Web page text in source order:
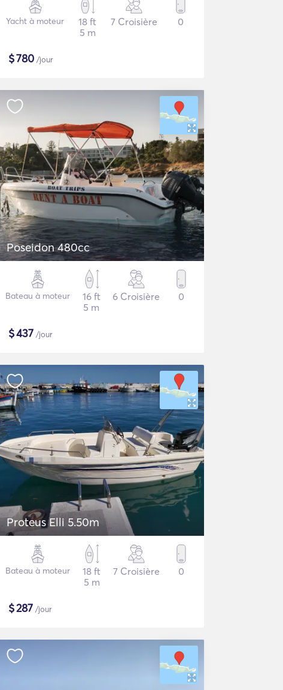
Yacht à moteur
18 ft
5 m
7 Croisière 0
$780 /jour
Poseidon 480cc
Bateau à moteur
16 ft
5 m
6 Croisière 0
$437 /jour
Proteus Elli 5.50m
Bateau à moteur
18 ft
5 m
7 Croisière 0
$287 /jour